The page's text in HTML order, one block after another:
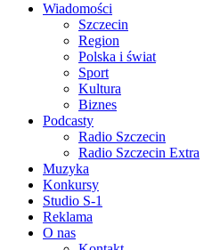
Wiadomości
Szczecin
Region
Polska i świat
Sport
Kultura
Biznes
Podcasty
Radio Szczecin
Radio Szczecin Extra
Muzyka
Konkursy
Studio S-1
Reklama
O nas